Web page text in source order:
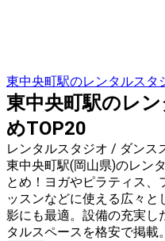
東中央町駅のレンタルスタ
東中央町駅のレ
めTOP20
レンタルスタジオ / ダンス
東中央町駅(岡山県)のレン
とめ！ヨガやピラティス、
ッスンなどに使える広々
影にも最適。設備の充実し
タルスペースを格安で掲載。